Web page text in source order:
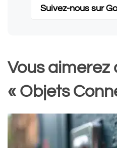
Suivez-nous sur
Vous aimerez
« Objets